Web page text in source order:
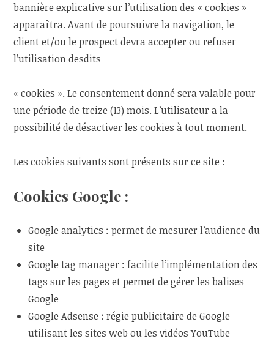
bannière explicative sur l’utilisation des « cookies »
apparaîtra. Avant de poursuivre la navigation, le
client et/ou le prospect devra accepter ou refuser
l’utilisation desdits
« cookies ». Le consentement donné sera valable pour
une période de treize (13) mois. L’utilisateur a la
possibilité de désactiver les cookies à tout moment.
Les cookies suivants sont présents sur ce site :
Cookies Google :
Google analytics : permet de mesurer l’audience du
site
Google tag manager : facilite l’implémentation des
tags sur les pages et permet de gérer les balises
Google
Google Adsense : régie publicitaire de Google
utilisant les sites web ou les vidéos YouTube